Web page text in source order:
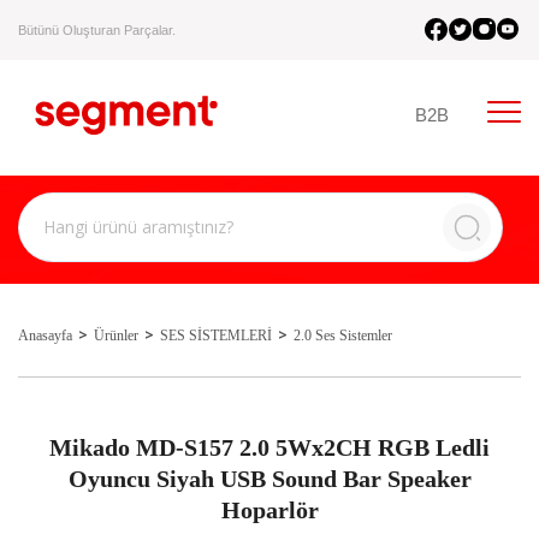
Bütünü Oluşturan Parçalar.
B2B
Anasayfa Ürünler SES SİSTEMLERİ 2.0 Ses Sistemler
Mikado MD-S157 2.0 5Wx2CH RGB Ledli
Oyuncu Siyah USB Sound Bar Speaker
Hoparlör